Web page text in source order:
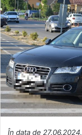
În data de